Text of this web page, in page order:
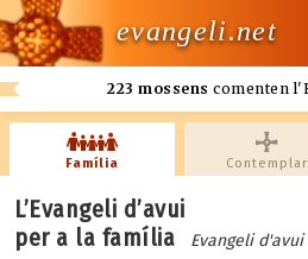
evangeli.net
223 mossens comenten
Família Contemplar
L’Evangeli d’avui
per a la família
Evangeli